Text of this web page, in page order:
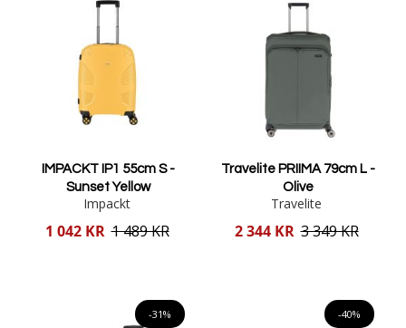
IMPACKT IP1 55cm S -
Sunset Yellow
Impackt
Reducerat
1 042 KR 1 489 KR
Travelite PRIIMA 79cm L -
Olive
Travelite
Reducerat
2 344 KR 3 349 KR
-31% -40%